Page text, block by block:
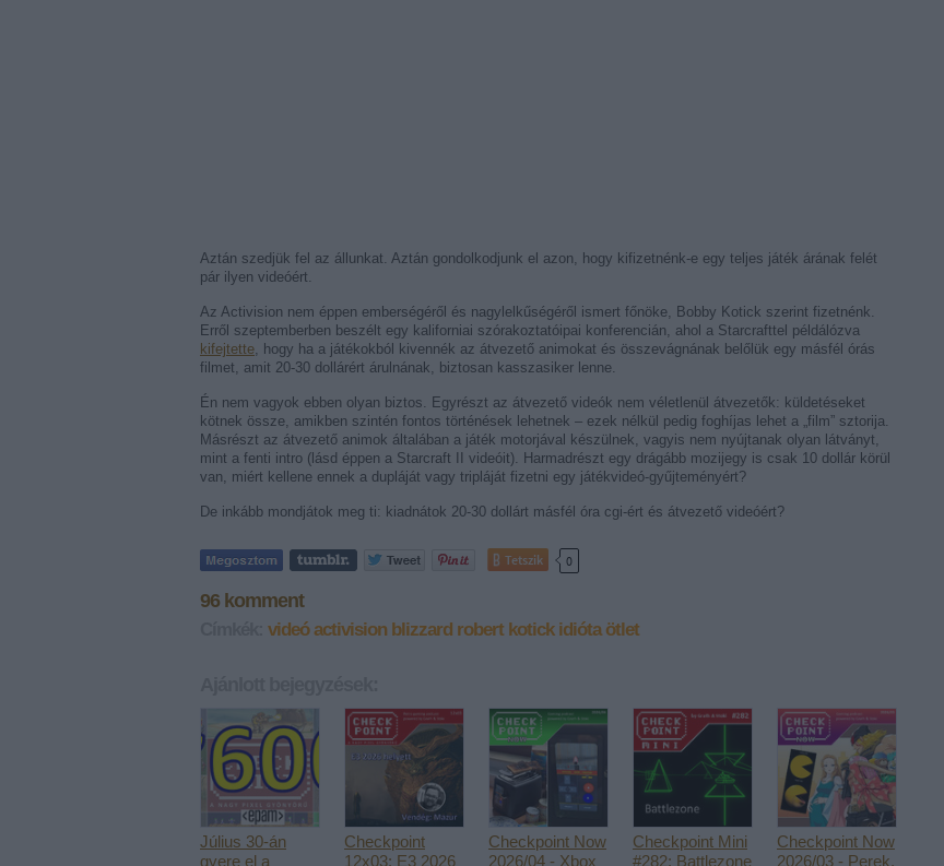
Aztán szedjük fel az állunkat. Aztán gondolkodjunk el azon, hogy kifizetnénk-e egy teljes játék árának felét
pár ilyen videóért.
Az Activision nem éppen emberségéről és nagylelkűségéről ismert főnöke, Bobby Kotick szerint fizetnénk.
Erről szeptemberben beszélt egy kaliforniai szórakoztatóipai konferencián, ahol a Starcrafttel példálózva
kifejtette, hogy ha a játékokból kivennék az átvezető animokat és összevágnának belőlük egy másfél órás
filmet, amit 20-30 dollárért árulnának, biztosan kasszasiker lenne.
Én nem vagyok ebben olyan biztos. Egyrészt az átvezető videók nem véletlenül átvezetők: küldetéseket
kötnek össze, amikben szintén fontos történések lehetnek – ezek nélkül pedig foghíjas lehet a „film” sztorija.
Másrészt az átvezető animok általában a játék motorjával készülnek, vagyis nem nyújtanak olyan látványt,
mint a fenti intro (lásd éppen a Starcraft II videóit). Harmadrészt egy drágább mozijegy is csak 10 dollár körül
van, miért kellene ennek a dupláját vagy tripláját fizetni egy játékvideó-gyűjteményért?
De inkább mondjátok meg ti: kiadnátok 20-30 dollárt másfél óra cgi-ért és átvezető videóért?
Tetszik 0
96 komment
videó activision blizzard robert kotick idióta ötlet
Július 30-án
gyere el a
Checkpoint
12x03: E3 2026
Checkpoint Now
2026/04 - Xbox
Checkpoint Mini
#282: Battlezone
Checkpoint Now
2026/03 - Perek,